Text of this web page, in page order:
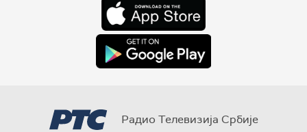
Радио Телевизија Србије